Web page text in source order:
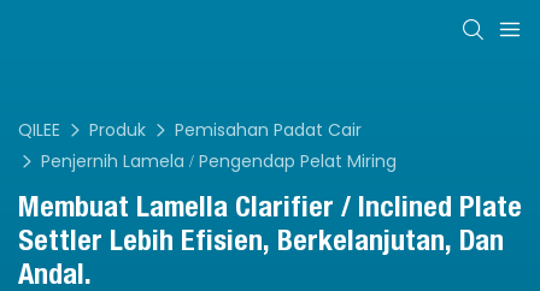
QILEE Produk
Pemisahan Padat Cair
Penjernih Lamela / Pengendap Pelat Miring
Membuat Lamella Clarifier / Inclined Plate
Settler Lebih Efisien, Berkelanjutan, Dan
Andal.